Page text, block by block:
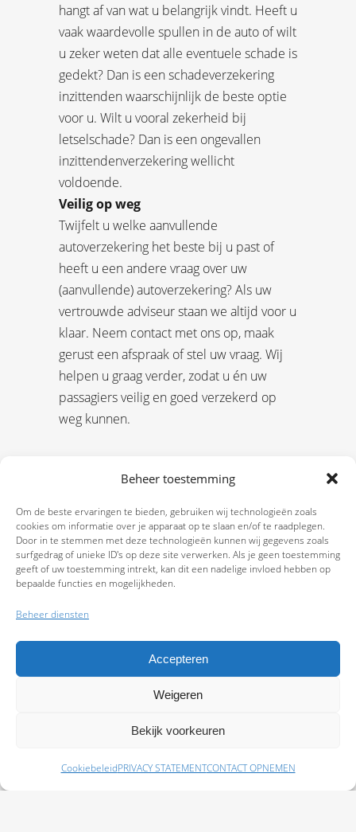
Beheer toestemming
Om de beste ervaringen te bieden, gebruiken wij technologieën zoals
cookies om informatie over je apparaat op te slaan en/of te raadplegen.
Door in te stemmen met deze technologieën kunnen wij gegevens zoals
surfgedrag of unieke ID's op deze site verwerken. Als je geen toestemming
geeft of uw toestemming intrekt, kan dit een nadelige invloed hebben op
bepaalde functies en mogelijkheden.
Beheer diensten
Accepteren
Weigeren
Bekijk voorkeuren
CookiebeleidPRIVACY STATEMENTCONTACT OPNEMEN
hangt af van wat u belangrijk vindt. Heeft u
vaak waardevolle spullen in de auto of wilt
u zeker weten dat alle eventuele schade is
gedekt? Dan is een schadeverzekering
inzittenden waarschijnlijk de beste optie
voor u. Wilt u vooral zekerheid bij
letselschade? Dan is een ongevallen
inzittendenverzekering wellicht
voldoende.
Veilig op weg
Twijfelt u welke aanvullende
autoverzekering het beste bij u past of
heeft u een andere vraag over uw
(aanvullende) autoverzekering? Als uw
vertrouwde adviseur staan we altijd voor u
klaar. Neem contact met ons op, maak
gerust een afspraak of stel uw vraag. Wij
helpen u graag verder, zodat u én uw
passagiers veilig en goed verzekerd op
weg kunnen.
Schade melden Afspraak maken Polissen